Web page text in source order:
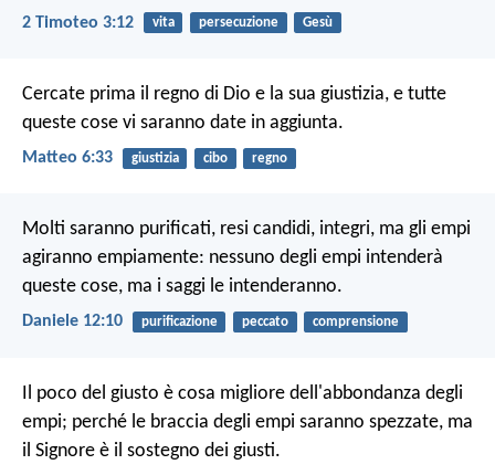
2 Timoteo 3:12 vita persecuzione Gesù
Cercate prima il regno di Dio e la sua giustizia, e tutte
queste cose vi saranno date in aggiunta.
Matteo 6:33 giustizia cibo regno
Molti saranno purificati, resi candidi, integri, ma gli empi
agiranno empiamente: nessuno degli empi intenderà
queste cose, ma i saggi le intenderanno.
Daniele 12:10 purificazione peccato comprensione
Il poco del giusto è cosa migliore dell'abbondanza degli
empi; perché le braccia degli empi saranno spezzate, ma
il Signore è il sostegno dei giusti.